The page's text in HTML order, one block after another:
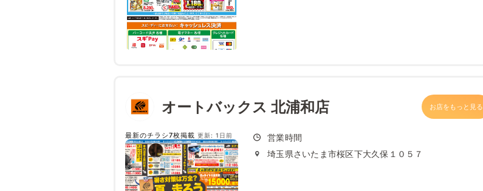
オートバックス 北浦和店 お店をもっと見る
最新のチラシ7枚掲載 更新: 1日前
営業時間
埼玉県さいたま市桜区下大久保１０５７